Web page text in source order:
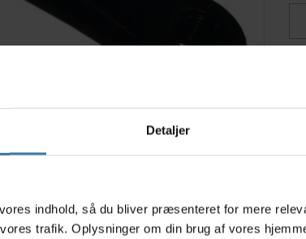
Detaljer
indhold, så du bliver præsenteret for mere
trafik. Oplysninger om din brug af vores